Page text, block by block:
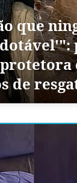
que
de